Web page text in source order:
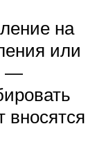
на
или
—
вносятся